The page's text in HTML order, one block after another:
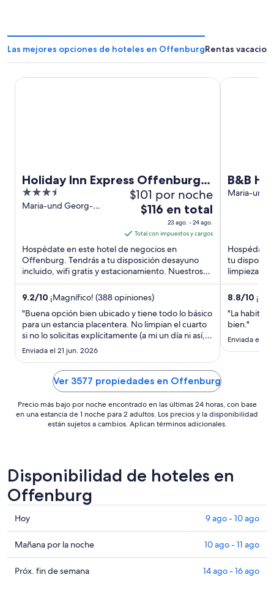
á
e
n
n
a
n
á
n
n
n
t
a
n
a
n
n
a
Las mejores opciones de hoteles en OffenburgRentas
Holiday Inn Express Offenburg
by IHG
3.5
out
Maria-und Georg-
$101 por noche
El
precio
es
de
$116
en
total
por
noche
del
23
al
24
ago
$116 en total
23 ago. - 24 ago.
Total con impuestos y cargos
Hospédate en este hotel de negocios en
Offenburg. Tendrás a tu disposición desayuno
incluido, wifi gratis y estacionamiento. Nuestros
huéspedes destacan la atención ...
9.2/10 ¡Magnífico! (388 opiniones)
"Buena opción bien ubicado y tiene todo lo básico
para un estancia placentera. No limpian el cuarto
si no lo solicitas explícitamente (a mi un día ni así,
pero X) pero buen lugar y buena base para visitar
varios lugares, hasta Paris."
Enviada el 21 jun. 2026
Holiday Inn Express Offenburg by IHG
B&B
Maria-
Hospédate
tu
limpieza.
Museo
8.8/10
"La
bien."
Enviada el
B&B
Ver 3577 propiedades en Offenburg
Precio más bajo por noche encontrado en las últimas 24 horas, con base
en una estancia de 1 noche para 2 adultos. Los precios y la disponibilidad
están sujetos a cambios. Aplican términos adicionales.
Disponibilidad de hoteles en
Offenburg
Consultar
precios
en
Offenburg
para
Hoy 9 ago - 10 ago
Consultar
precios
en
Mañana por la noche 10 ago - 11 ago
Consultar
Próx. fin de semana 14 ago - 16 ago